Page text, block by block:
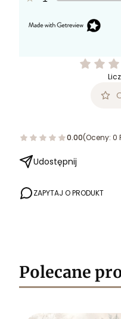
0.00(Oceny: 0
Udostępnij
ZAPYTAJ O PRODUKT
Polecane